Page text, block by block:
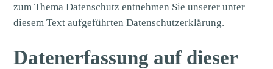
zum Thema Datenschutz entnehmen Sie unserer unter
diesem Text aufgeführten Datenschutzerklärung.
Datenerfassung auf dieser